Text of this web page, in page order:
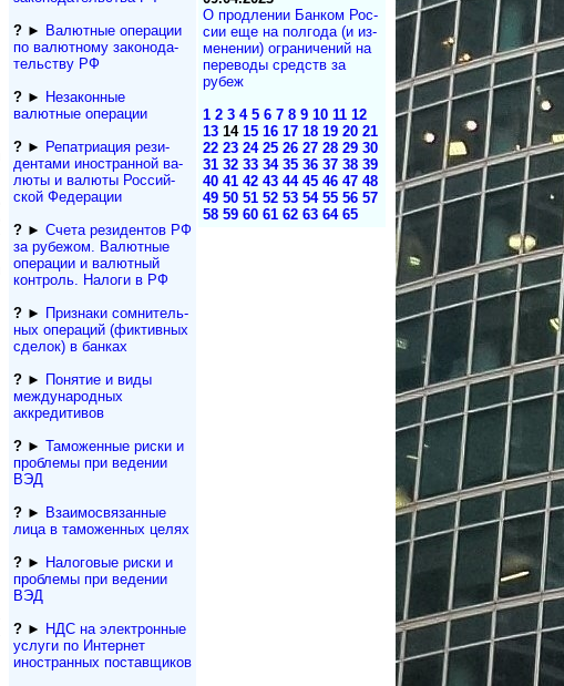
?► Валютные операции
по валютному за­ко­но­да­
тель­ст­ву РФ
?► Незаконные
валютные операции
?► Репатриация ре­зи­
ден­та­ми иностранной ва­
лю­ты и валюты Рос­сий­
ской Федерации
?► Счета резидентов РФ
за рубежом. Валютные
операции и валютный
контроль. Налоги в РФ
?► Признаки сомнитель­
ных операций (фиктивных
сделок) в банках
?► Понятие и виды
международных
аккредитивов
?► Таможенные риски и
проблемы при ведении
ВЭД
?► Взаимосвязанные
лица в таможенных целях
?► Налоговые риски и
проблемы при ведении
ВЭД
?► НДС на электронные
услуги по Интернет
иностранных поставщиков
О продлении Бан­ком Рос­
сии еще на пол­го­да (и из­
ме­не­нии) ог­ра­ни­че­ний на
пе­ре­во­ды средств за
рубеж
1 2 3 4 5 6 7 8 9 10 11 12
13 14 15 16 17 18 19 20 21
22 23 24 25 26 27 28 29 30
31 32 33 34 35 36 37 38 39
40 41 42 43 44 45 46 47 48
49 50 51 52 53 54 55 56 57
58 59 60 61 62 63 64 65